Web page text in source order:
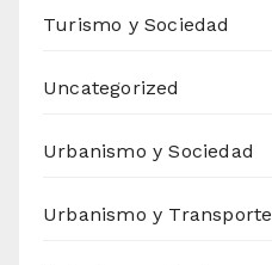
Turismo y Sociedad
Uncategorized
Urbanismo y Sociedad
Urbanismo y Transporte